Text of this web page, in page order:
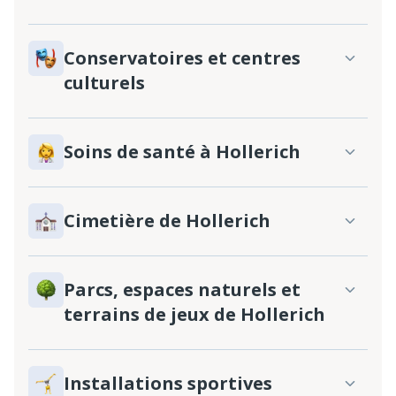
Conservatoires et centres
culturels
Soins de santé à Hollerich
Cimetière de Hollerich
Parcs, espaces naturels et
terrains de jeux de Hollerich
Installations sportives